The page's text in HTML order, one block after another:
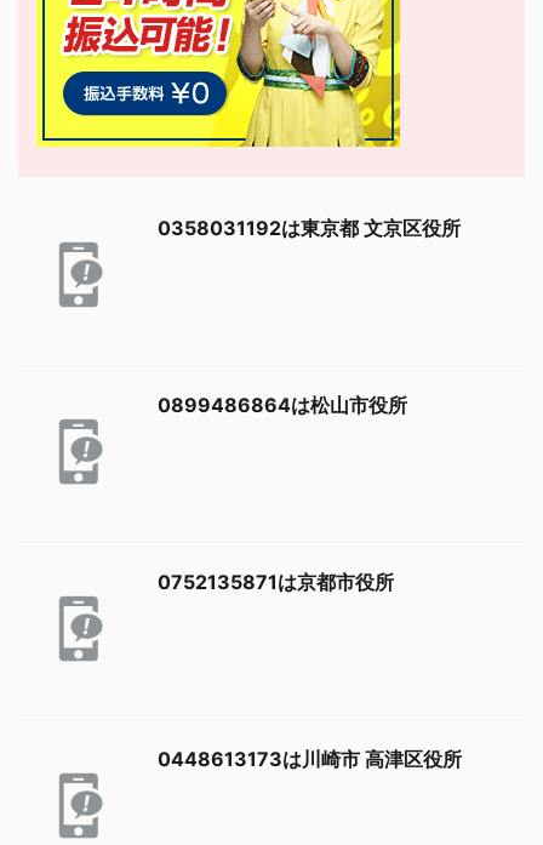
0358031192は東京都 文京区役所
0899486864は松山市役所
0752135871は京都市役所
0448613173は川崎市 高津区役所